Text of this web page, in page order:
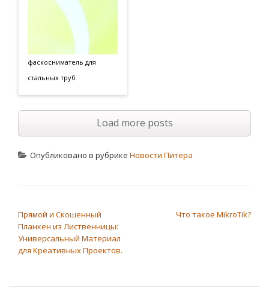
фаскосниматель для
стальных труб
Load more posts
Опубликовано в рубрике Новости Питера
Прямой и Скошенный
Планкен из Лиственницы:
Универсальный Материал
для Креативных Проектов.
Что такое MikroTik?